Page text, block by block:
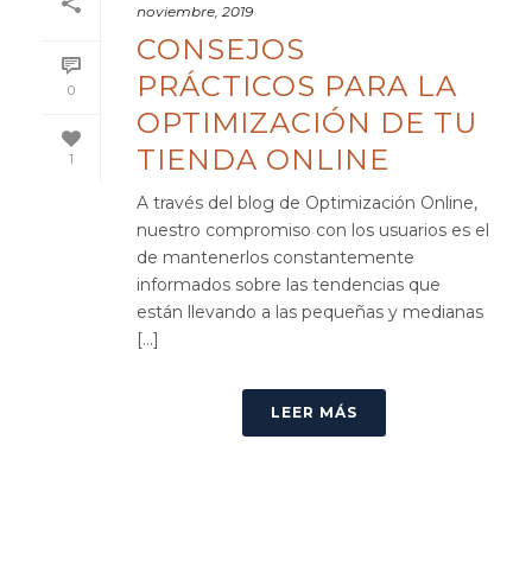
0
1
noviembre, 2019
CONSEJOS
PRÁCTICOS PARA LA
OPTIMIZACIÓN DE TU
TIENDA ONLINE
A través del blog de Optimización Online,
nuestro compromiso con los usuarios es el
de mantenerlos constantemente
informados sobre las tendencias que
están llevando a las pequeñas y medianas
[...]
LEER MÁS